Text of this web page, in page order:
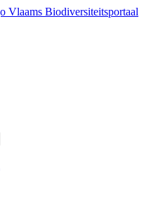
Vlaams Biodiversiteitsportaal